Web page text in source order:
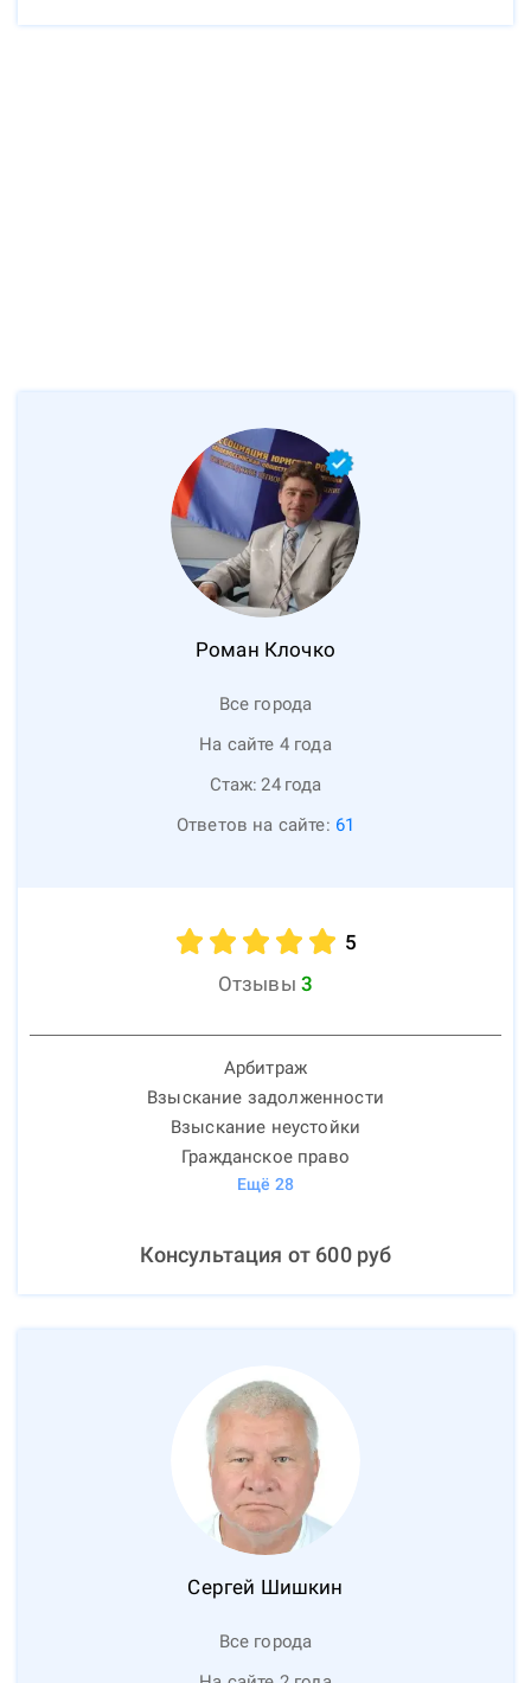
Роман Клочко
Все города
На сайте 4 года
Стаж: 24 года
Ответов на сайте: 61
5
Отзывы 3
Арбитраж
Взыскание задолженности
Взыскание неустойки
Гражданское право
Ещё 28
Консультация от 600руб
Сергей Шишкин
Все города